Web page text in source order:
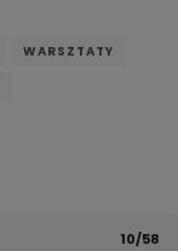
WARSZTATY
10/58